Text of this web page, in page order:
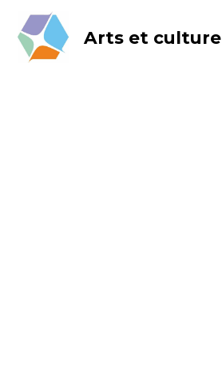
content
Arts et culture